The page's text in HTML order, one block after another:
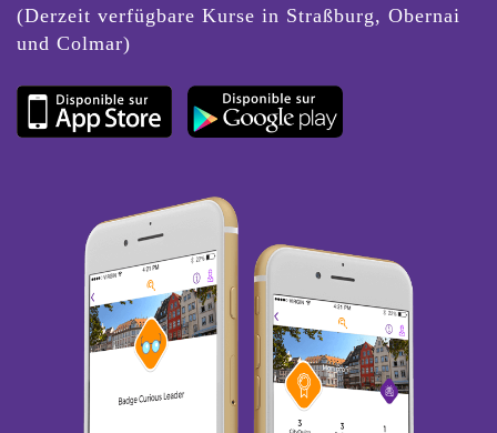
(Derzeit verfügbare Kurse in Straßburg, Obernai
und Colmar)